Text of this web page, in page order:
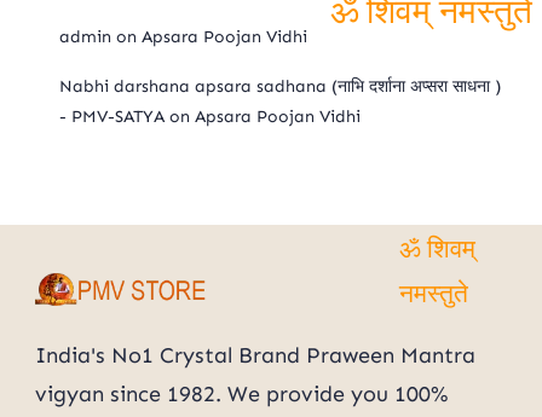
admin on Apsara Poojan Vidhi
Nabhi darshana apsara sadhana (नाभि दर्शाना अप्सरा साधना )
- PMV-SATYA on Apsara Poojan Vidhi
India's No1 Crystal Brand Praween Mantra
vigyan since 1982. We provide you 100%
ॐ शिवम्